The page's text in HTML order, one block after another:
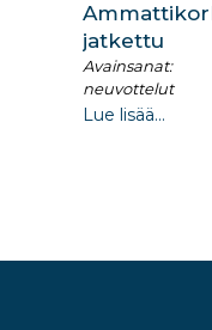
jatkettu
Avainsanat:
neuvottelut
Lue lisää...